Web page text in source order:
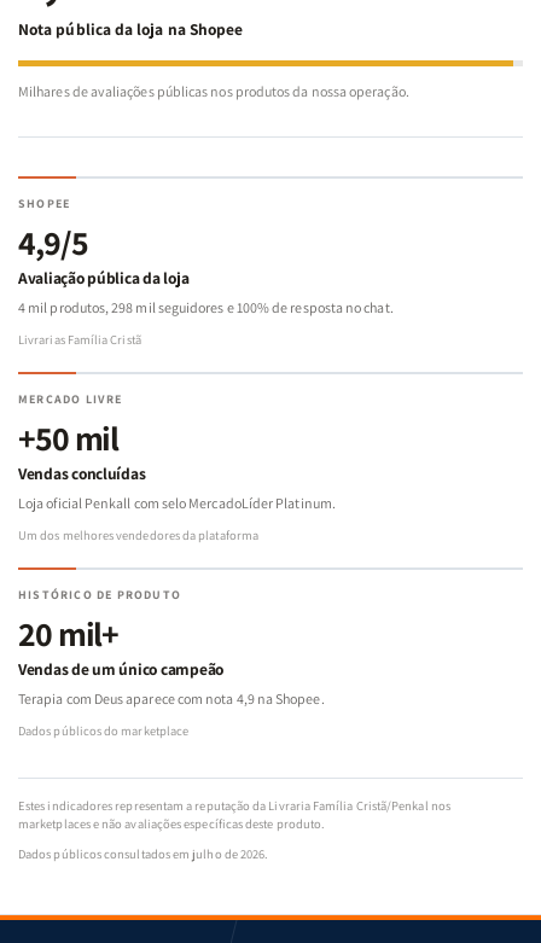
Nota pública da loja na Shopee
Milhares de avaliações públicas nos produtos da nossa operação.
SHOPEE
4,9/5
Avaliação pública da loja
4 mil produtos, 298 mil seguidores e 100% de resposta no chat.
Livrarias Família Cristã
MERCADO LIVRE
+50 mil
Vendas concluídas
Loja oficial Penkall com selo MercadoLíder Platinum.
Um dos melhores vendedores da plataforma
HISTÓRICO DE PRODUTO
20 mil+
Vendas de um único campeão
Terapia com Deus aparece com nota 4,9 na Shopee.
Dados públicos do marketplace
Estes indicadores representam a reputação da Livraria Família Cristã/Penkal nos
marketplaces e não avaliações específicas deste produto.
Dados públicos consultados em julho de 2026.